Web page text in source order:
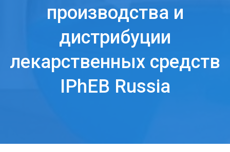
производства и
дистрибуции
лекарственных средств
IPhEB Russia